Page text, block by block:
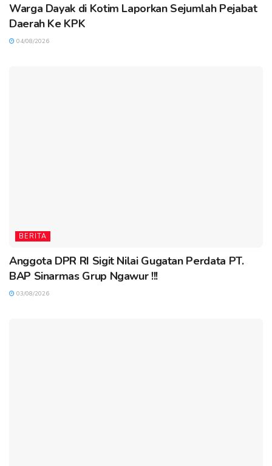
Warga Dayak di Kotim Laporkan Sejumlah Pejabat
Daerah Ke KPK
04/08/2026
BERITA
Anggota DPR RI Sigit Nilai Gugatan Perdata PT.
BAP Sinarmas Grup Ngawur !!!
03/08/2026